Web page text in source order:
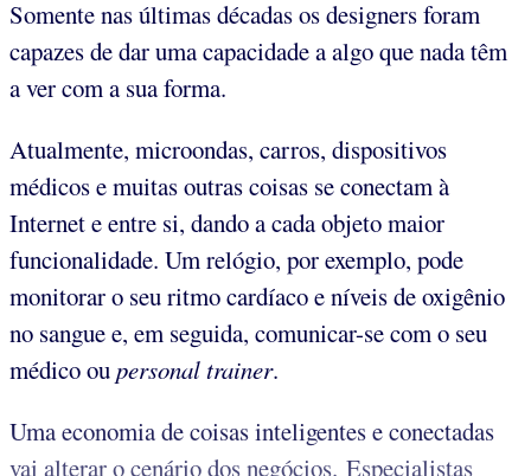
Somente nas últimas décadas os designers foram
capazes de dar uma capacidade a algo que nada têm
a ver com a sua forma.
Atualmente, microondas, carros, dispositivos
médicos e muitas outras coisas se conectam à
Internet e entre si, dando a cada objeto maior
funcionalidade. Um relógio, por exemplo, pode
monitorar o seu ritmo cardíaco e níveis de oxigênio
no sangue e, em seguida, comunicar-se com o seu
médico oupersonal trainer.
Uma economia de coisas inteligentes e conectadas
vai alterar o cenário dos negócios. Especialistas